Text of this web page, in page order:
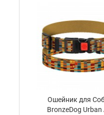
Ошейник для
BronzeDog Urban